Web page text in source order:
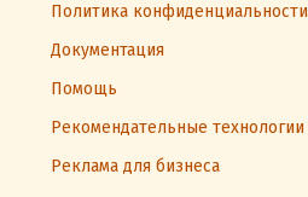
Политика конфиденциальности
Документация
Помощь
Рекомендательные технологии
Реклама для бизнеса